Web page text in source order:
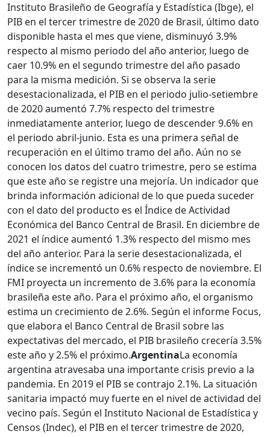
Instituto Brasileño de Geografía y Estadística (Ibge), el
PIB en el tercer trimestre de 2020 de Brasil, último dato
disponible hasta el mes que viene, disminuyó 3.9%
respecto al mismo periodo del año anterior, luego de
caer 10.9% en el segundo trimestre del año pasado
para la misma medición. Si se observa la serie
desestacionalizada, el PIB en el periodo julio-setiembre
de 2020 aumentó 7.7% respecto del trimestre
inmediatamente anterior, luego de descender 9.6% en
el periodo abril-junio. Esta es una primera señal de
recuperación en el último tramo del año. Aún no se
conocen los datos del cuatro trimestre, pero se estima
que este año se registre una mejoría. Un indicador que
brinda información adicional de lo que pueda suceder
con el dato del producto es el Índice de Actividad
Económica del Banco Central de Brasil. En diciembre de
2021 el índice aumentó 1.3% respecto del mismo mes
del año anterior. Para la serie desestacionalizada, el
índice se incrementó un 0.6% respecto de noviembre. El
FMI proyecta un incremento de 3.6% para la economía
brasileña este año. Para el próximo año, el organismo
estima un crecimiento de 2.6%. Según el informe Focus,
que elabora el Banco Central de Brasil sobre las
expectativas del mercado, el PIB brasileño crecería 3.5%
este año y 2.5% el próximo.ArgentinaLa economía
argentina atravesaba una importante crisis previo a la
pandemia. En 2019 el PIB se contrajo 2.1%. La situación
sanitaria impactó muy fuerte en el nivel de actividad del
vecino país. Según el Instituto Nacional de Estadística y
Censos (Indec), el PIB en el tercer trimestre de 2020,